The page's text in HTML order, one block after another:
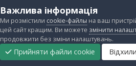
Важлива інформація
Ми розмістили cookie-файлы на ваш
цей сайт кращим. Ви можете змінити
продовжити без зміни налаштувань.
Прийняти файли cookie
Головна
Підтримати
нас
Прибрати
рекламу
Завантаження